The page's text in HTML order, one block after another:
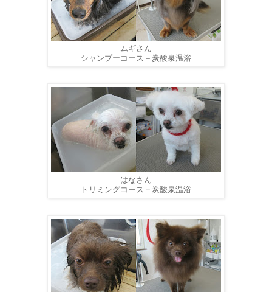
ムギさん
シャンプーコース＋炭酸泉温浴
はなさん
トリミングコース＋炭酸泉温浴